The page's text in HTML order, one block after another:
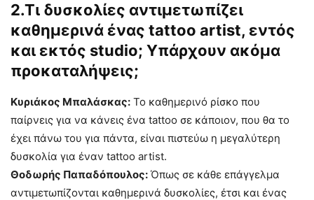
2.Τι δυσκολίες αντιμετωπίζει
καθημερινά ένας tattoo artist, εντός
και εκτός studio; Υπάρχουν ακόμα
προκαταλήψεις;
Κυριάκος Μπαλάσκας: Το καθημερινό ρίσκο που
παίρνεις για να κάνεις ένα tattoo σε κάποιον, που θα το
έχει πάνω του για πάντα, είναι πιστεύω η μεγαλύτερη
δυσκολία για έναν tattoo artist.
Θοδωρής Παπαδόπουλος: Όπως σε κάθε επάγγελμα
αντιμετωπίζονται καθημερινά δυσκολίες, έτσι και ένας